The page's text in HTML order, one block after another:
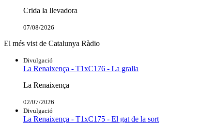
Crida la llevadora
07/08/2026
El més vist de Catalunya Ràdio
Divulgació
La Renaixença - T1xC176 - La gralla
La Renaixença
02/07/2026
Divulgació
La Renaixença - T1xC175 - El gat de la sort